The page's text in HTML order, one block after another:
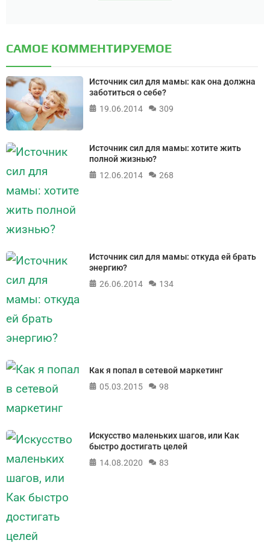
САМОЕ КОММЕНТИРУЕМОЕ
Источник сил для мамы: как она должна
заботиться о себе?
19.06.2014
309
Источник сил для мамы: хотите жить
полной жизнью?
12.06.2014
268
Источник сил для мамы: откуда ей брать
энергию?
26.06.2014
134
Как я попал в сетевой маркетинг
05.03.2015
98
Искусство маленьких шагов, или Как
быстро достигать целей
14.08.2020
83